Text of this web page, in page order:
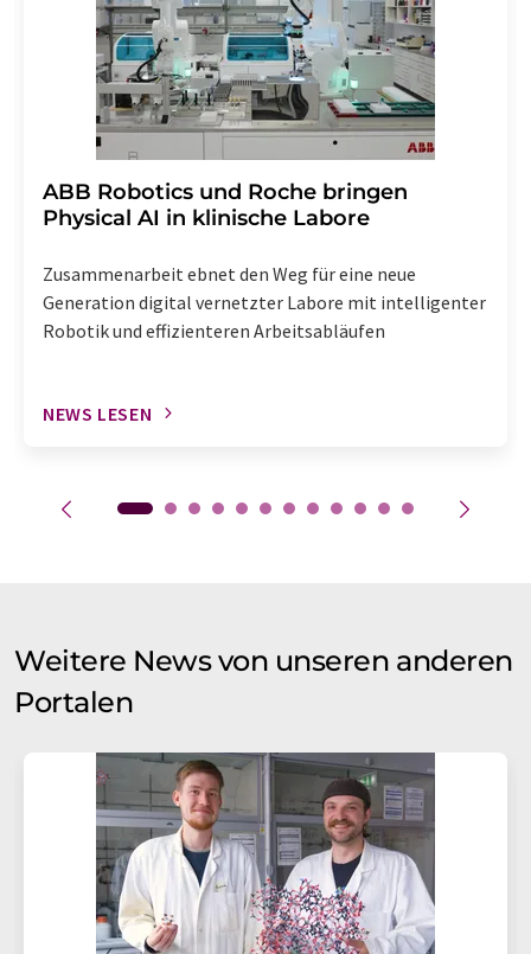
enthalten.
​​​​​​​ABB Robotics und Roche bringen
Physical AI in klinische Labore
Zusammenarbeit ebnet den Weg für eine neue
Generation digital vernetzter Labore mit intelligenter
Robotik und effizienteren Arbeitsabläufen
NEWS LESEN
Weitere News von unseren anderen
Portalen